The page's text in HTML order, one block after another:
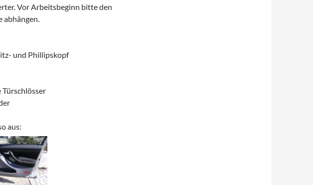
Vor Arbeitsbeginn bitte den
abhängen.
und Phillipskopf
aus: